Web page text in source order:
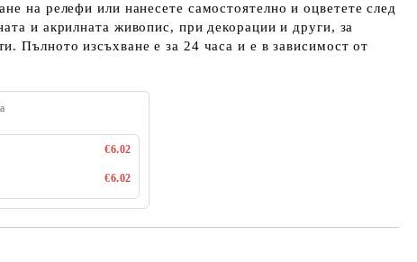
на релефи или нанесете самостоятелно и оцветете след
и акрилната живопис, при декорации и други, за
Пълното изсъхване е за 24 часа и е в зависимост от
€6.02
€6.02